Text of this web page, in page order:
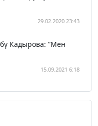
29.02.2020 23:43
Кадырова: “Мен
15.09.2021 6:18